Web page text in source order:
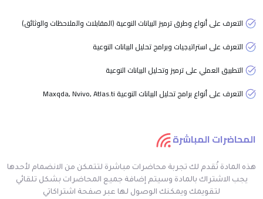
التعرف على أنواع وطرق ترميز البيانات النوعية (المقابلات والملاحظات والوثائق)
التعرف على استراتيجيات وبرامج تحليل البيانات النوعية
التطبيق العملي على ترميز وتحليل البيانات النوعية
التعرف على أنواع برامج تحليل البيانات النوعية Maxqda, Nvivo, Atlas.ti
المحاضرات المباشرة
هذه المادة تُقدم لك تجربة محاضرات مباشرة لتتمكن من الانضمام لأحدها
يجب الاشتراك بالمادة وسيتم إضافة جميع المحاضرات بشكل تلقائي
لتقويمك ويمكنك الوصول لها عبر صفحة اشتراكاتي